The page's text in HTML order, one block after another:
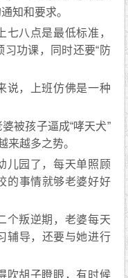
知和要求。
八点是最低标准，
功课，同时还要“防
说，上班仿佛是一种
被孩子逼成“哮天犬”
来越多之势。
儿园了，每天单照顾
的事情就够老婆好好
个叛逆期，老婆每天
辅导，还要与她进行
吹胡子瞪眼，有时候